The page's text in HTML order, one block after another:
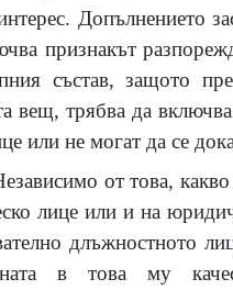
Допълнението
признакът
състав, защото
вещ, трябва да
или не могат да се
от това,
лице или и на
длъжностното
в това му